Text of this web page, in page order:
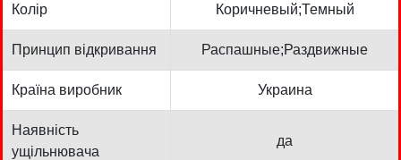
Колір Коричневый;Темный
Принцип відкривання Распашные;Раздвижные
Країна виробник Украина
Наявність
ущільнювача
да